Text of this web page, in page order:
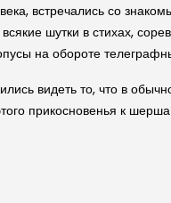
встречались со
шутки в стихах,
на обороте
видеть то, что в
прикосновенья к